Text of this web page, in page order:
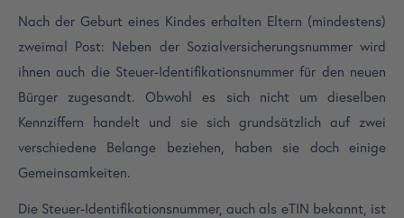
Nach der Geburt eines Kindes erhalten Eltern (mindestens)
zweimal Post: Neben der Sozialversicherungsnummer wird
ihnen auch die Steuer-Identifikationsnummer für den neuen
Bürger zugesandt. Obwohl es sich nicht um dieselben
Kennziffern handelt und sie sich grundsätzlich auf zwei
verschiedene Belange beziehen, haben sie doch einige
Gemeinsamkeiten.
Die Steuer-Identifikationsnummer, auch als eTIN bekannt, ist